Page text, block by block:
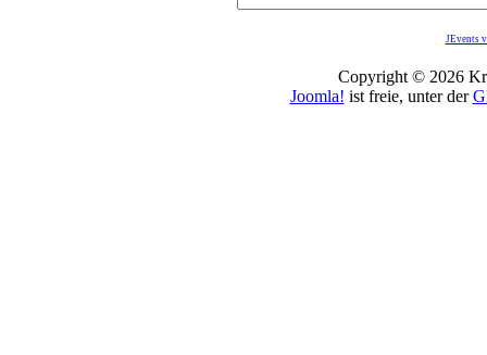
JEvents
Copyright © 2026
Joomla! ist freie, unter der